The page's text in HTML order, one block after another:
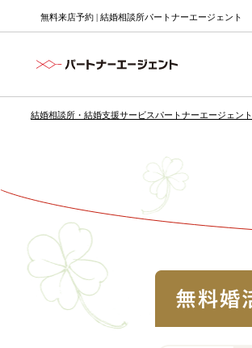
無料来店予約 | 結婚相談所パートナーエージェント
結婚相談所・結婚支援サービスパートナーエージェント